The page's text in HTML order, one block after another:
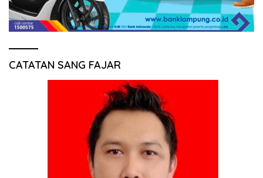
CATATAN SANG FAJAR